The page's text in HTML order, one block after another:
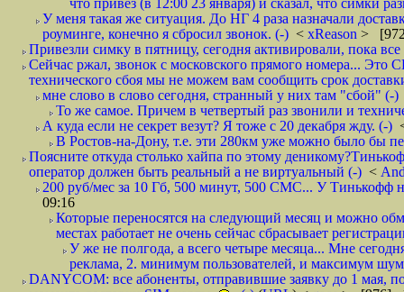
что привез (в 12:00 23 января) и сказал, что симки
У меня такая же ситуация. До НГ 4 раза назначали
роуминге, конечно я сбросил звонок. (-) < xReason >
Привезли симку в пятницу, сегодня активировали, пока
Сейчас ржал, звонок с московского прямого номера... Это
технического сбоя мы не можем вам сообщить срок
мне слово в слово сегодня, странный у них там "сбой" (-)
То же самое. Причем в четвертый раз звонили и
А куда если не секрет везут? Я тоже с 20 декабря жду. (-)
В Ростов-на-Дону, т.е. эти 280км уже можно было бы
Поясните откуда столько хайпа по этому
оператор должен быть реальный а не виртуальный (-) <
200 руб/мес за 10 Гб, 500 минут, 500 СМС... У Тинькофф
09:16
Которые переносятся на следующий месяц и можно
местах работает не очень сейчас сбрасывает
У же не полгода, а всего четыре месяца... Мне
реклама, 2. минимум пользователей, и максимум
DANYCOM: все абоненты, отправившие заявку до 1 мая,